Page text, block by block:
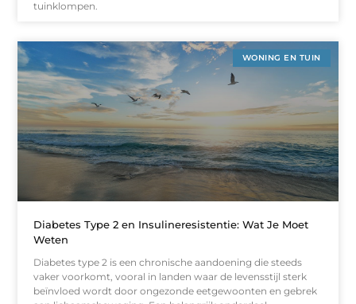
tuinklompen.
WONING EN TUIN
Diabetes Type 2 en Insulineresistentie: Wat Je Moet
Weten
Diabetes type 2 is een chronische aandoening die steeds
vaker voorkomt, vooral in landen waar de levensstijl sterk
beïnvloed wordt door ongezonde eetgewoonten en gebrek